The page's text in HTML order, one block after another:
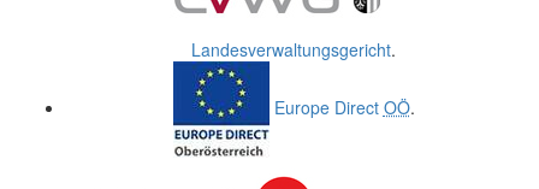
Landesverwaltungsgericht.
Europe Direct OÖ.